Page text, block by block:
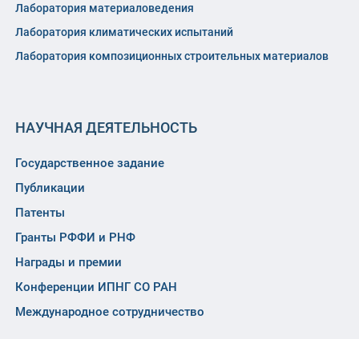
Лаборатория материаловедения
Лаборатория климатических испытаний
Лаборатория композиционных строительных материалов
НАУЧНАЯ ДЕЯТЕЛЬНОСТЬ
Государственное задание
Публикации
Патенты
Гранты РФФИ и РНФ
Награды и премии
Конференции ИПНГ СО РАН
Международное сотрудничество